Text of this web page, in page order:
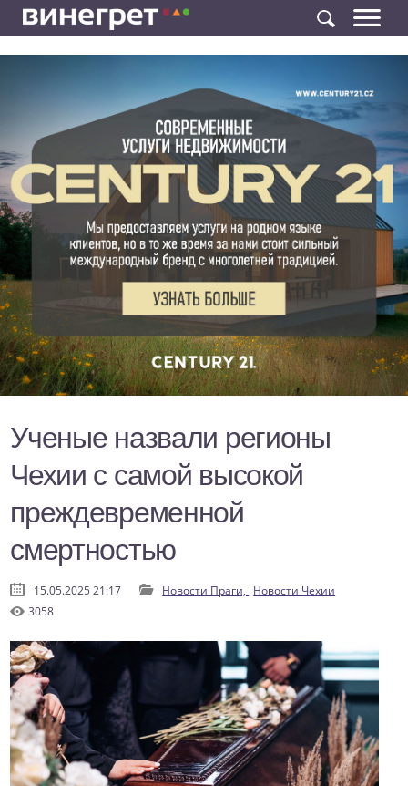
Ученые назвали регионы
Чехии с самой высокой
преждевременной
смертностью
15.05.2025 21:17 Новости Праги, Новости Чехии
3058